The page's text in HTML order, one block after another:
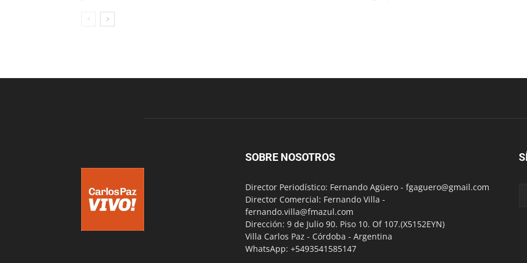
SOBRE NOSOTROS
Director Periodístico: Fernando Agüero - fgaguero@gmail.com
Director Comercial: Fernando Villa -
fernando.villa@fmazul.com
Dirección: 9 de Julio 90. Piso 10. Of 107.(X5152EYN)
Villa Carlos Paz - Córdoba - Argentina
WhatsApp: +5493541585147